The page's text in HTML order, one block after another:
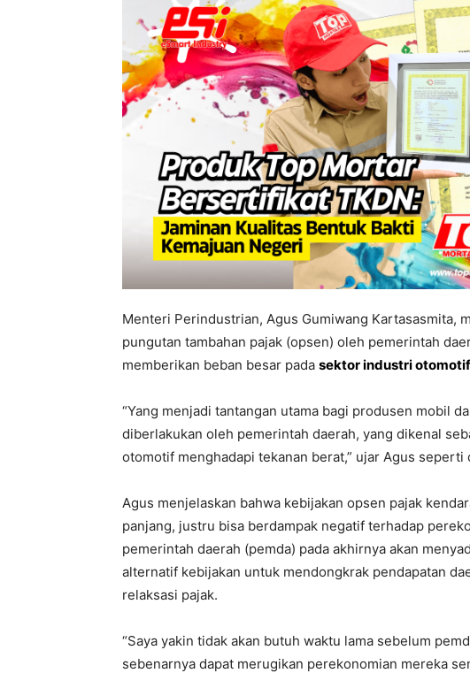
Menteri Perindustrian, Agus Gumiwang Kartasasmita,
pungutan tambahan pajak (opsen) oleh pemerintah
memberikan beban besar pada sektor industri otomotif
“Yang menjadi tantangan utama bagi produsen mobil
diberlakukan oleh pemerintah daerah, yang dikenal
otomotif menghadapi tekanan berat,” ujar Agus seperti
Agus menjelaskan bahwa kebijakan opsen pajak
panjang, justru bisa berdampak negatif terhadap
pemerintah daerah (pemda) pada akhirnya akan
alternatif kebijakan untuk mendongkrak pendapatan
relaksasi pajak.
“Saya yakin tidak akan butuh waktu lama sebelum
sebenarnya dapat merugikan perekonomian mereka